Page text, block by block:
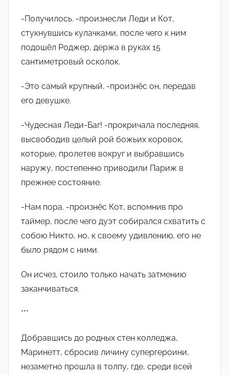
-Получилось. -произнесли Леди и Кот,
стукнувшись кулачками, после чего к ним
подошëл Роджер, держа в руках 15
сантиметровый осколок.
-Это самый крупный. -произнëс он, передав
его девушке.
-Чудесная Леди-Баг! -прокричала последняя,
высвободив целый рой божьих коровок,
которые, пролетев вокруг и выбравшись
наружу, постепенно приводили Париж в
прежнее состояние.
-Нам пора. -произнëс Кот, вспомнив про
таймер, после чего дуэт собирался схватить с
собою Никто, но, к своему удивлению, его не
было рядом с ними.
Он исчез, стоило только начать затмению
заканчиваться.
***
Добравшись до родных стен колледжа,
Маринетт, сбросив личину супергероини,
незаметно прошла в толпу, где, среди всей